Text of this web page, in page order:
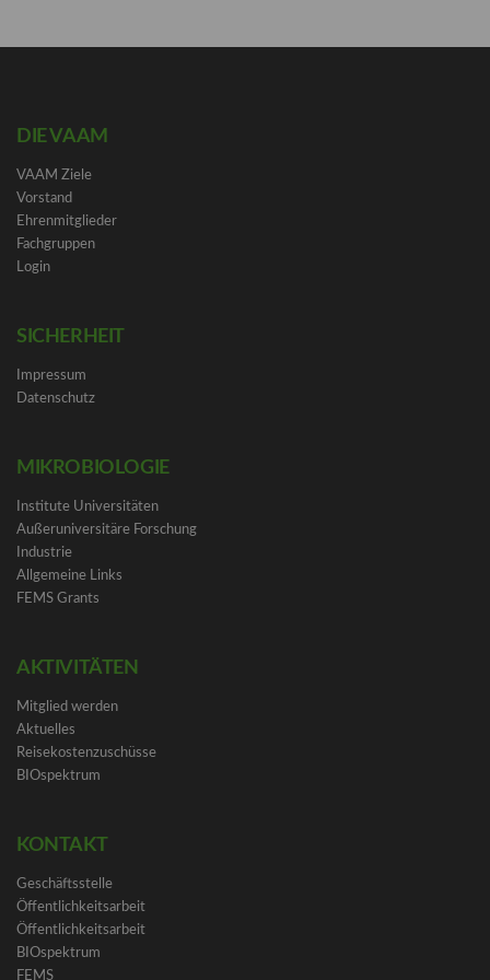
DIE VAAM
VAAM Ziele
Vorstand
Ehrenmitglieder
Fachgruppen
Login
SICHERHEIT
Impressum
Datenschutz
MIKROBIOLOGIE
Institute Universitäten
Außeruniversitäre Forschung
Industrie
Allgemeine Links
FEMS Grants
AKTIVITÄTEN
Mitglied werden
Aktuelles
Reisekostenzuschüsse
BIOspektrum
KONTAKT
Geschäftsstelle
Öffentlichkeitsarbeit
Öffentlichkeitsarbeit
BIOspektrum
FEMS